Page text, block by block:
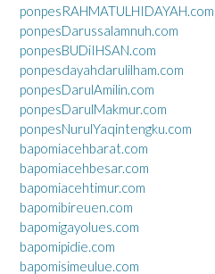
ponpesRAHMATULHIDAYAH.com
ponpesDarussalamnuh.com
ponpesBUDiIHSAN.com
ponpesdayahdarulilham.com
ponpesDarulAmilin.com
ponpesDarulMakmur.com
ponpesNurulYaqintengku.com
bapomiacehbarat.com
bapomiacehbesar.com
bapomiacehtimur.com
bapomibireuen.com
bapomigayolues.com
bapomipidie.com
bapomisimeulue.com